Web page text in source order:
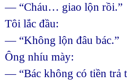
— “Cháu… giao lộn rồi.”
Tôi lắc đầu:
— “Không lộn đâu bác.”
Ông nhíu mày:
— “Bác không có tiền trả